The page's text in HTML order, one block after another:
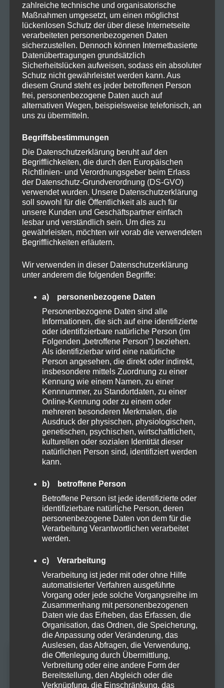
ARCHIV
Oktober 2025
August 2024
Juli 2024
Juni 2024
Mai 2024
April 2024
März 2024
KATEGORIEN
Allgemein
Cannabis
CBD
CBD Öl
Darmpflege
Grow
Harvest
Natural
Organic
Proteine
Rezepte
Sucht
Vapes
Zubehör
Altersprüfung
zahlreiche technische und organisatorische
Maßnahmen umgesetzt, um einen möglichst
lückenlosen Schutz der über diese Internetseite
verarbeiteten personenbezogenen Daten
sicherzustellen. Dennoch können Internetbasierte
Datenübertragungen grundsätzlich
Sicherheitslücken aufweisen, sodass ein absoluter
Schutz nicht gewährleistet werden kann. Aus
diesem Grund steht es jeder betroffenen Person
frei, personenbezogene Daten auch auf
alternativen Wegen, beispielsweise telefonisch, an
uns zu übermitteln.
Begriffsbestimmungen
Die Datenschutzerklärung beruht auf den
Begrifflichkeiten, die durch den Europäischen
Richtlinien- und Verordnungsgeber beim Erlass
der Datenschutz-Grundverordnung (DS-GVO)
verwendet wurden. Unsere Datenschutzerklärung
soll sowohl für die Öffentlichkeit als auch für
unsere Kunden und Geschäftspartner einfach
lesbar und verständlich sein. Um dies zu
gewährleisten, möchten wir vorab die verwendeten
Begrifflichkeiten erläutern.
Wir verwenden in dieser Datenschutzerklärung
unter anderem die folgenden Begriffe:
a) personenbezogene Daten
Personenbezogene Daten sind alle
Informationen, die sich auf eine identifizierte
oder identifizierbare natürliche Person (im
Folgenden „betroffene Person") beziehen.
Als identifizierbar wird eine natürliche
Person angesehen, die direkt oder indirekt,
insbesondere mittels Zuordnung zu einer
Kennung wie einem Namen, zu einer
Kennnummer, zu Standortdaten, zu einer
Online-Kennung oder zu einem oder
mehreren besonderen Merkmalen, die
Ausdruck der physischen, physiologischen,
genetischen, psychischen, wirtschaftlichen,
kulturellen oder sozialen Identität dieser
natürlichen Person sind, identifiziert werden
kann.
b) betroffene Person
Betroffene Person ist jede identifizierte oder
identifizierbare natürliche Person, deren
personenbezogene Daten von dem für die
Verarbeitung Verantwortlichen verarbeitet
werden.
c) Verarbeitung
Verarbeitung ist jeder mit oder ohne Hilfe
automatisierter Verfahren ausgeführte
Vorgang oder jede solche Vorgangsreihe im
Zusammenhang mit personenbezogenen
Daten wie das Erheben, das Erfassen, die
Organisation, das Ordnen, die Speicherung,
die Anpassung oder Veränderung, das
Auslesen, das Abfragen, die Verwendung,
die Offenlegung durch Übermittlung,
Verbreitung oder eine andere Form der
Bereitstellung, den Abgleich oder die
Verknüpfung, die Einschränkung, das